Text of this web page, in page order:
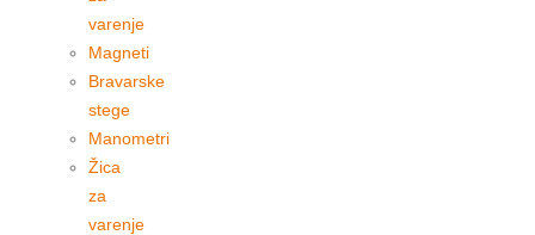
varenje
Magneti
Bravarske
stege
Manometri
Žica
za
varenje